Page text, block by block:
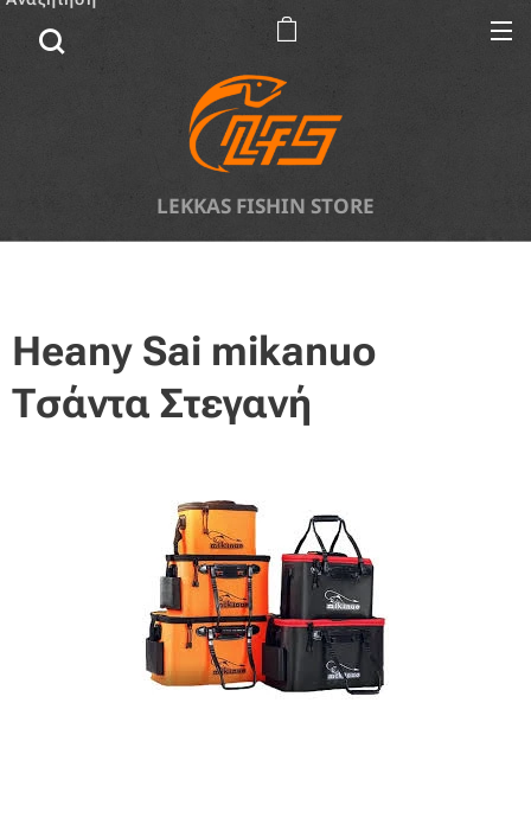
LEKKAS FISHIN STORE
Heany Sai mikanuo
Τσάντα Στεγανή